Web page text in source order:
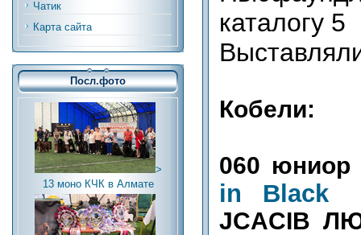
Чатик
Карта сайта
Посл.фото
>
13 моно КЧК в Алмате
каталогу 5
Кобели:
060
in Black
JCACIB